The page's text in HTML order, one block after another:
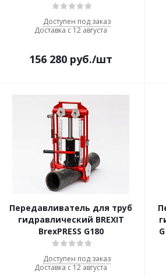
Доступен под заказ
Доставка с 12 августа
156 280 руб./шт
Передавливатель для труб
гидравлический BREXIT
BrexPRESS G180
Доступен под заказ
Доставка с 12 августа